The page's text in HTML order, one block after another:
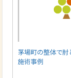
茅場町の整体で
施術事例